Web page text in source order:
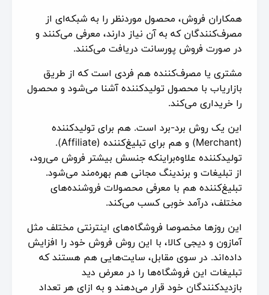
همکاران فروش، محصول موردنظر را به شبکه‌ای از
مصرف‌کنندگان که به آن نیاز دارند، معرفی می‌کنند و
در صورت فروش پورسانت دریافت می‌کنند.
مشتری یا مصرف‌کننده هم فردی است که از طریق
بازاریاب با محصول تولیدکننده آشنا می‌شود و محصول
را خریداری می‌کند.
این یک روش برد-برد است. هم برای تولیدکننده
(Merchant) و هم برای تبلیغ‌کننده (Affiliate).
تولیدکننده علاوه‌براینکه جنسش بیشتر فروش می‌رود،
از تبلیغات و برندینگ مجانی هم بهره‌مند می‌شود.
تبلیغ‌کننده هم با معرفی محصولات فروشنده‌های
مختلف، درآمد خوبی کسب می‌کند.
این روزها مخصوصا فروشگاه‌های اینترنتی مختلف مثل
آمازون و دیجی کالا، با این روش فروش خود را افزایش
داده‌اند. در سوی مقابل، سایت‌هایی هم هستند که
تبلیغات این فروشگاه‌ها را در معرض دید
بازدیدکنندگان خود قرار می‌دهند و به ازای هر تعداد